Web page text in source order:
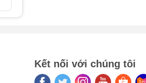
Kết nối với chúng tôi